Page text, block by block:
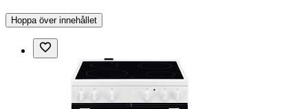
Hoppa över innehållet